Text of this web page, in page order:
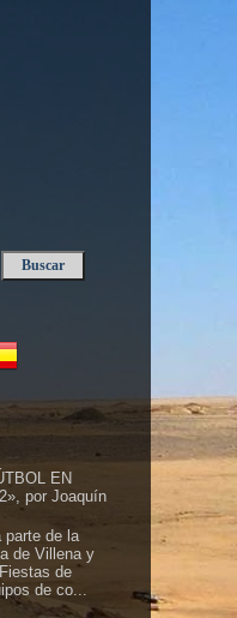
EN
por Joaquín
parte de la
de Villena y
de
de co...